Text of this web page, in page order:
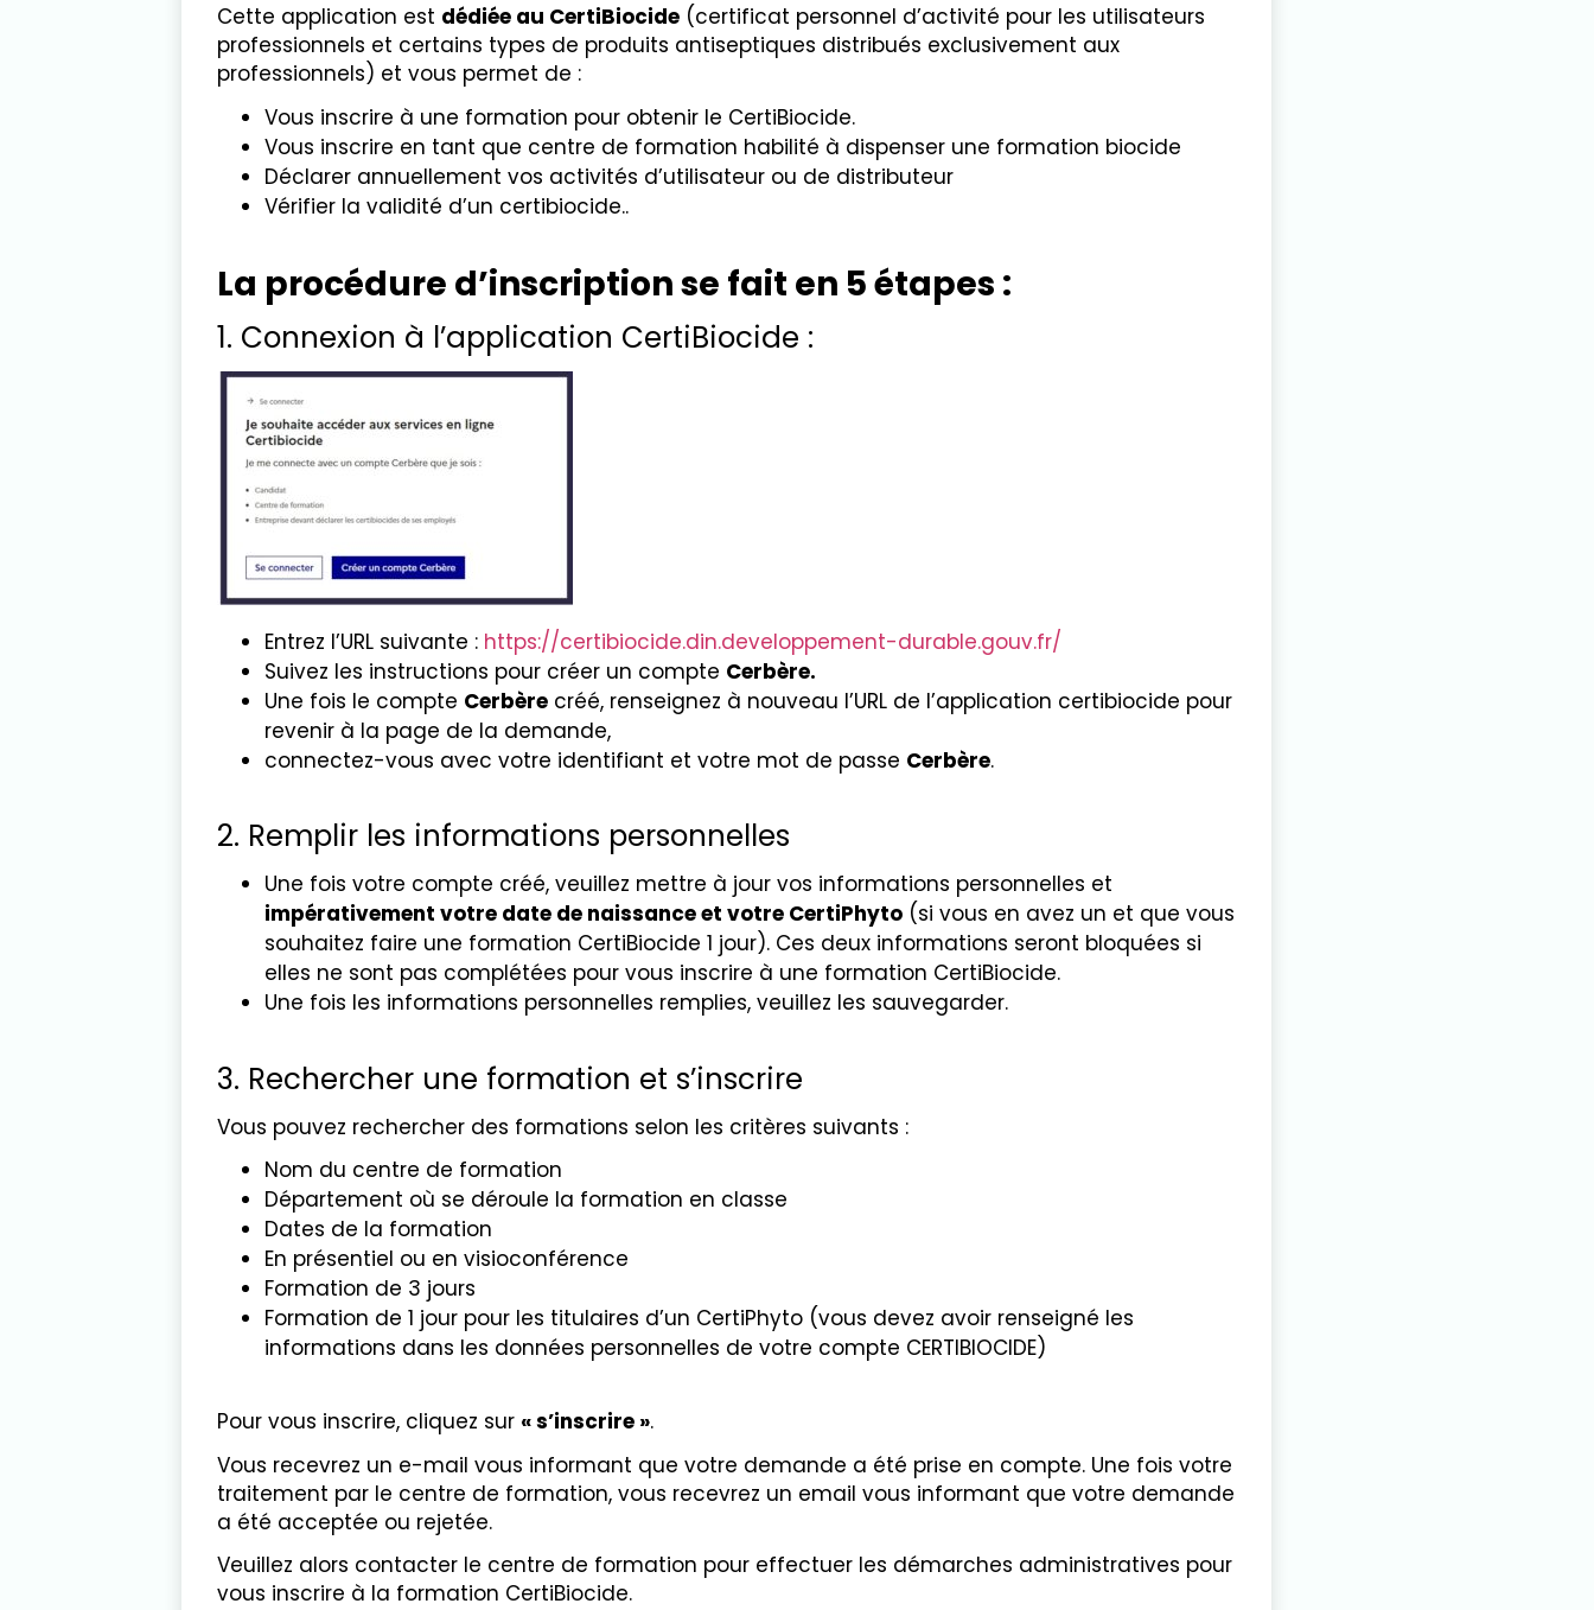
Cette application est dédiée au CertiBiocide(certificat personnel d’activité pour les utilisateurs
professionnels et certains types de produits antiseptiques distribués exclusivement aux
professionnels) et vous permet de :
Vous inscrire à une formation pour obtenir le CertiBiocide.
Vous inscrire en tant que centre de formation habilité à dispenser une formation biocide
Déclarer annuellement vos activités d’utilisateur ou de distributeur
Vérifier la validité d’un certibiocide..
La procédure d’inscription se fait en 5 étapes :
1. Connexion à l’application CertiBiocide :
Entrez l’URL suivante : https://certibiocide.din.developpement-durable.gouv.fr/
Suivez les instructions pour créer un compte Cerbère.
Une fois le compte Cerbèrecréé, renseignez à nouveau l’URL de l’application certibiocide pour
revenir à la page de la demande,
connectez-vous avec votre identifiant et votre mot de passe Cerbère.
2. Remplir les informations personnelles
Une fois votre compte créé, veuillez mettre à jour vos informations personnelles et
impérativement votre date de naissance et votre CertiPhyto(si vous en avez un et que vous
souhaitez faire une formation CertiBiocide 1 jour). Ces deux informations seront bloquées si
elles ne sont pas complétées pour vous inscrire à une formation CertiBiocide.
Une fois les informations personnelles remplies, veuillez les sauvegarder.
3. Rechercher une formation et s’inscrire
Vous pouvez rechercher des formations selon les critères suivants :
Nom du centre de formation
Département où se déroule la formation en classe
Dates de la formation
En présentiel ou en visioconférence
Formation de 3 jours
Formation de 1 jour pour les titulaires d’un CertiPhyto (vous devez avoir renseigné les
informations dans les données personnelles de votre compte CERTIBIOCIDE)
Pour vous inscrire, cliquez sur « s’inscrire ».
Vous recevrez un e-mail vous informant que votre demande a été prise en compte. Une fois votre
traitement par le centre de formation, vous recevrez un email vous informant que votre demande
a été acceptée ou rejetée.
Veuillez alors contacter le centre de formation pour effectuer les démarches administratives pour
vous inscrire à la formation CertiBiocide.